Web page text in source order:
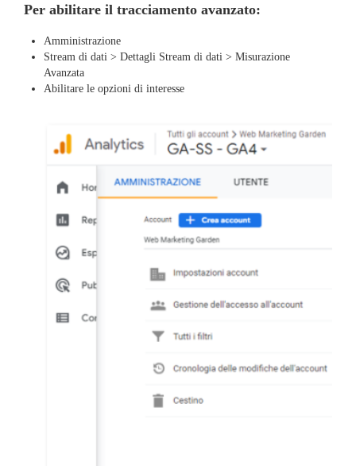
Per abilitare il tracciamento avanzato:
Amministrazione
Stream di dati > Dettagli Stream di dati > Misurazione
Avanzata
Abilitare le opzioni di interesse